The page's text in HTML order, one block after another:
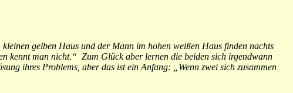
gelben Haus und der Mann im hohen weißen Haus finden nachts
kennt man nicht.“ Zum Glück aber lernen die beiden sich irgendwann
ihres Problems, aber das ist ein Anfang: „Wenn zwei sich zusammen